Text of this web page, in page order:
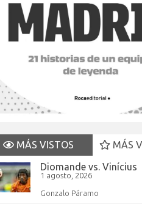
MÁS VISTOS
MÁS
Diomande vs. Vinícius
1 agosto, 2026
Gonzalo Páramo